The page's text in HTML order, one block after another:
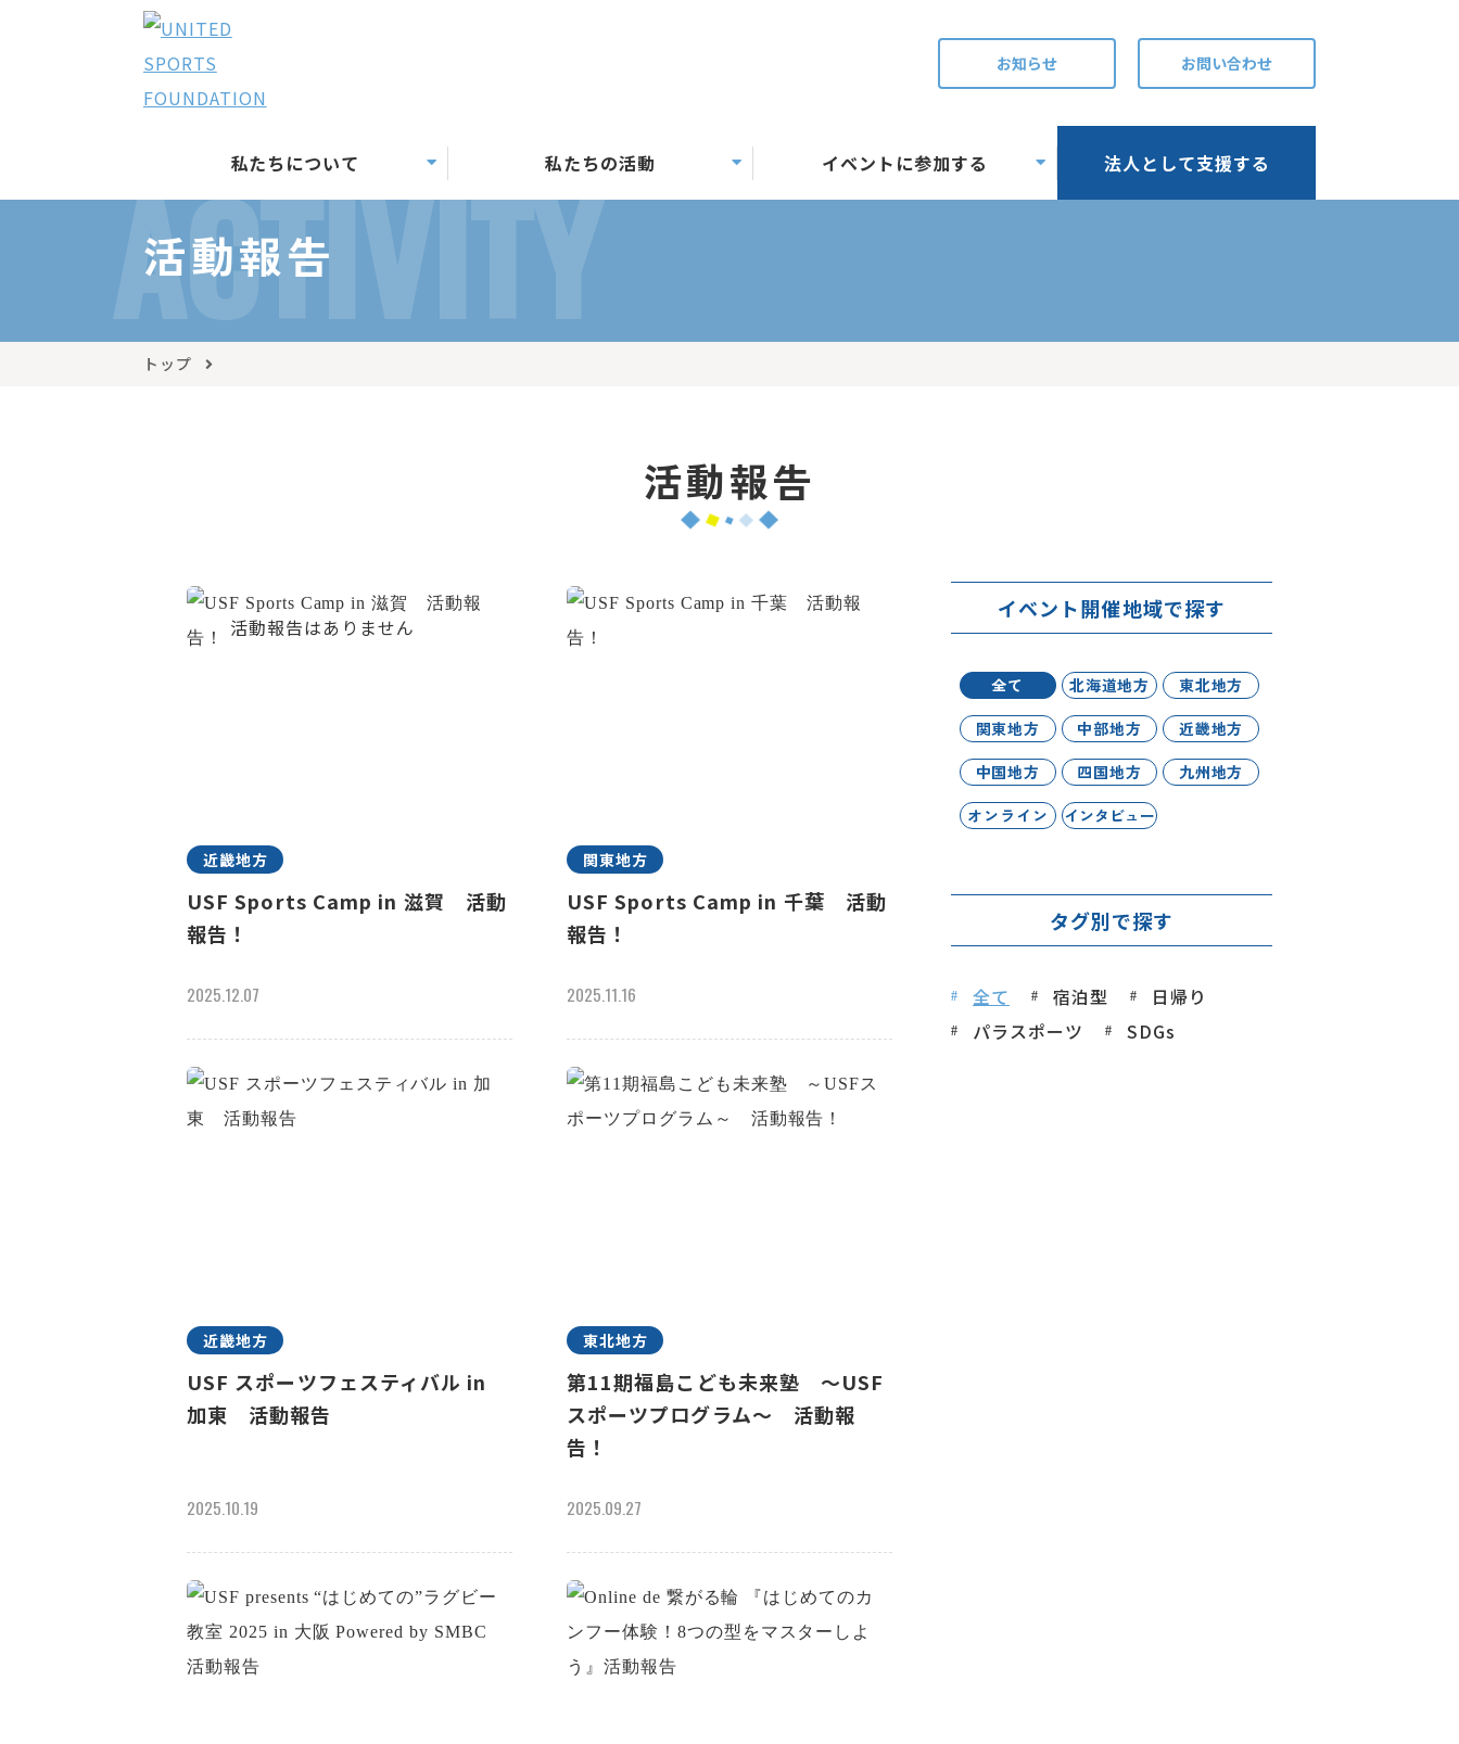
お知らせ お問い合わせ
私たちについて 私たちの活動 イベントに参加する 法人として支援する
ACTIVITY
活動報告
トップ
活動報告
近畿地方
USF Sports Camp in 滋賀 活動
報告！
2025.12.07
関東地方
USF Sports Camp in 千葉 活動
報告！
2025.11.16
近畿地方
USF スポーツフェスティバル in
加東 活動報告
2025.10.19
東北地方
第11期福島こども未来塾 ～USF
スポーツプログラム～ 活動報
告！
2025.09.27
イベント開催地域で探す
全て 北海道地方
東北地方
関東地方
中部地方
近畿地方
中国地方
四国地方
九州地方
オンライン
インタビュー
タグ別で探す
全て 宿泊型
日帰り
パラスポーツ
SDGs